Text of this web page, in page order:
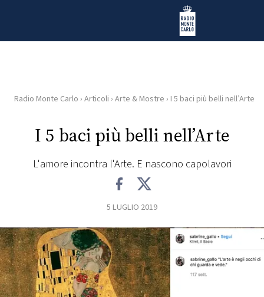
Radio Monte Carlo
HOME
RADIO
WEB
NEWS
FOTO
Radio Monte Carlo › Articoli › Arte & Mostre › I 5 baci più belli nell’Arte
I 5 baci più belli nell’Arte
L'amore incontra l'Arte. E nascono capolavori
5 LUGLIO 2019